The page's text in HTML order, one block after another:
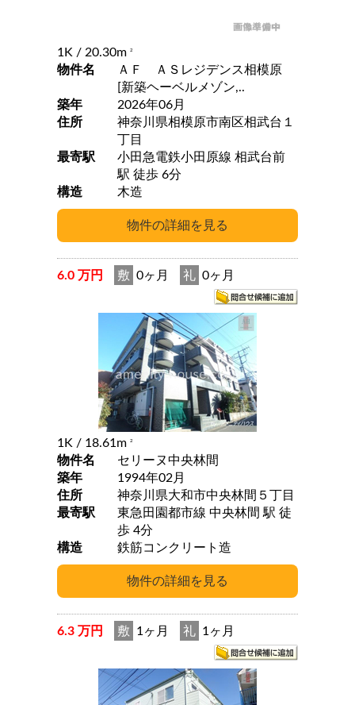
1K / 20.30m 2
物件名
ＡＦ ＡＳレジデンス相模原
[新築ヘーベルメゾン,..
築年
2026年06月
住所
神奈川県相模原市南区相武台１
丁目
最寄駅
小田急電鉄小田原線 相武台前
駅 徒歩 6分
構造
木造
6.0 万円 敷 0ヶ月 礼 0ヶ月
1K / 18.61m 2
物件名
セリーヌ中央林間
築年
1994年02月
住所
神奈川県大和市中央林間５丁目
最寄駅
東急田園都市線 中央林間 駅 徒
歩 4分
構造
鉄筋コンクリート造
6.3 万円 敷 1ヶ月 礼 1ヶ月